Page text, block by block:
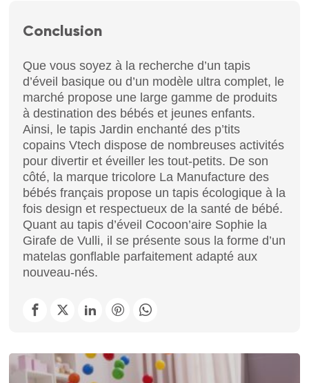
Conclusion
Que vous soyez à la recherche d’un tapis
d’éveil basique ou d’un modèle ultra complet, le
marché propose une large gamme de produits
à destination des bébés et jeunes enfants.
Ainsi, le tapis Jardin enchanté des p’tits
copains Vtech dispose de nombreuses activités
pour divertir et éveiller les tout-petits. De son
côté, la marque tricolore La Manufacture des
bébés français propose un tapis écologique à la
fois design et respectueux de la santé de bébé.
Quant au tapis d’éveil Cocoon’aire Sophie la
Girafe de Vulli, il se présente sous la forme d’un
matelas gonflable parfaitement adapté aux
nouveau-nés.